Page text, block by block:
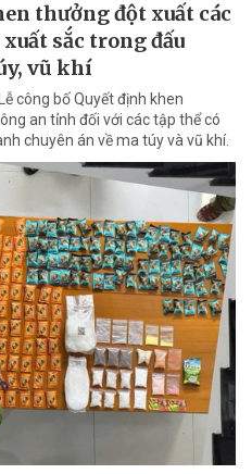
thưởng đột xuất các
sắc trong đấu
vũ khí
công bố Quyết định khen
an tỉnh đối với các tập thể có
chuyên án về ma túy và vũ khí.